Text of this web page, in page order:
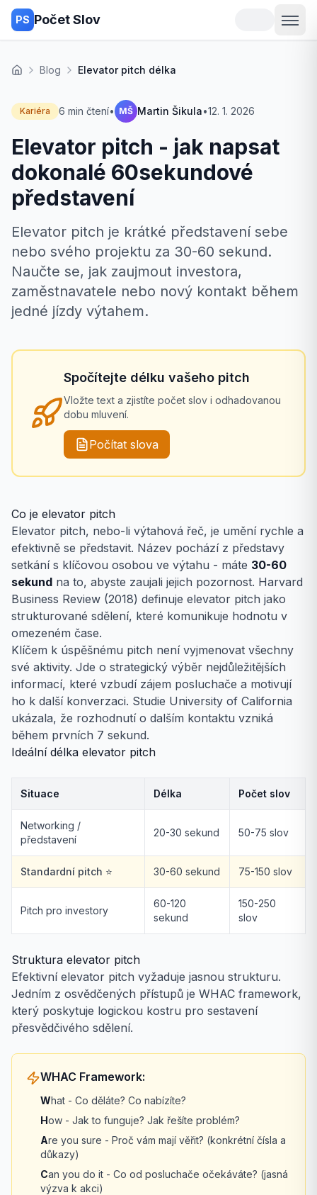
PS Počet Slov
Domů Blog Elevator pitch délka
Kariéra 6 min čtení• MŠ Martin Šikula•12. 1. 2026
Elevator pitch - jak napsat
dokonalé 60sekundové
představení
Elevator pitch je krátké představení sebe
nebo svého projektu za 30-60 sekund.
Naučte se, jak zaujmout investora,
zaměstnavatele nebo nový kontakt během
jedné jízdy výtahem.
Spočítejte délku vašeho pitch
Vložte text a zjistíte počet slov i odhadovanou
dobu mluvení.
Počítat slova
Co je elevator pitch
Elevator pitch, nebo-li výtahová řeč, je umění rychle a
efektivně se představit. Název pochází z představy
setkání s klíčovou osobou ve výtahu - máte 30-60
sekund na to, abyste zaujali jejich pozornost. Harvard
Business Review (2018) definuje elevator pitch jako
strukturované sdělení, které komunikuje hodnotu v
omezeném čase.
Klíčem k úspěšnému pitch není vyjmenovat všechny
své aktivity. Jde o strategický výběr nejdůležitějších
informací, které vzbudí zájem posluchače a motivují
ho k další konverzaci. Studie University of California
ukázala, že rozhodnutí o dalším kontaktu vzniká
během prvních 7 sekund.
Ideální délka elevator pitch
Situace Délka Počet slov
Networking /
představení
20-30 sekund 50-75 slov
Standardní pitch ⭐ 30-60 sekund 75-150 slov
Pitch pro investory
60-120
sekund
150-250
slov
Struktura elevator pitch
Efektivní elevator pitch vyžaduje jasnou strukturu.
Jedním z osvědčených přístupů je WHAC framework,
který poskytuje logickou kostru pro sestavení
přesvědčivého sdělení.
WHAC Framework:
What - Co děláte? Co nabízíte?
How - Jak to funguje? Jak řešíte problém?
Are you sure - Proč vám mají věřit? (konkrétní čísla a
důkazy)
Can you do it - Co od posluchače očekáváte? (jasná
výzva k akci)